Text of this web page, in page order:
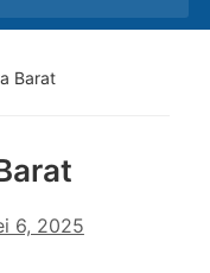
Barat
6, 2025